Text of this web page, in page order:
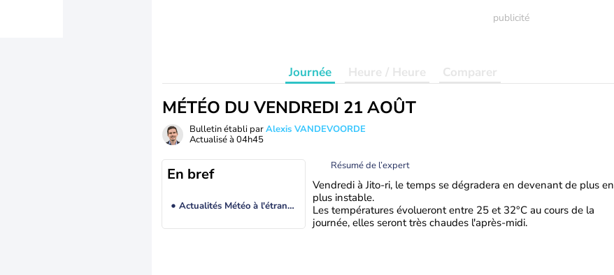
Journée Heure / Heure Comparer
MÉTÉO DU VENDREDI 21 AOÛT
Bulletin établi parAlexis VANDEVOORDE
Actualisé à 04h45
En bref
Actualités Météo à l'étranger
Résumé de l’expert
Vendredi à Jito-ri, le temps se dégradera en devenant de plus en
plus instable.
Les températures évolueront entre 25 et 32°C au cours de la
journée, elles seront très chaudes l'après-midi.